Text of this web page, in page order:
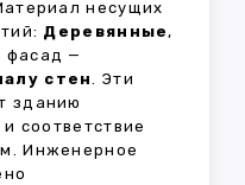
несущих
Деревянные,
фасад —
стен. Эти
зданию
соответствие
Инженерное